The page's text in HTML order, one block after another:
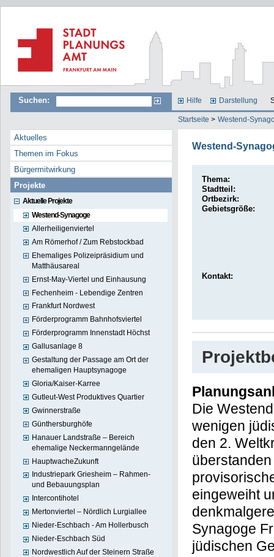
Suchen: Hilfe Darstellung
Startseite > Westend-
Aktuelles
Themen im Fokus
Bürgermitwirkung
Projekte
Aktuelle Projekte
Westend-Synagoge
Allerheiligenviertel
Am Römerhof / Zum Rebstockbad
Ehemaliges Polizeipräsidium und
Matthäusareal
Ernst-May-Viertel und Einhausung
Fechenheim - Lebendige Zentren
Frankfurt Nordwest
Förderprogramm Bahnhofsviertel
Förderprogramm Innenstadt Höchst
Gallusanlage 8
Gestaltung der Passage am Ort der
ehemaligen Hauptsynagoge
Gloria/Kaiser-Karree
Gutleut-West Produktives Quartier
Gwinnerstraße
Günthersburghöfe
Hanauer Landstraße – Bereich
ehemalige Neckermanngelände
HauptwacheZukunft
Industriepark Griesheim – Rahmen-
und Bebauungsplan
Intercontihotel
Mertonviertel – Nördlich Lurgiallee
Nieder-Eschbach - Am Hollerbusch
Nieder-Eschbach Süd
Nordwestlich Auf der Steinern Straße
Westend-
Thema:
Stadtteil:
Ortbezirk:
Gebietsgröße:
Kontakt:
Die
wenigen
den 2.
eingeweiht
Synagoge
jüdischen